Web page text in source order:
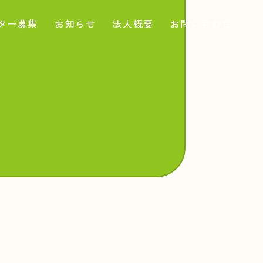
ー募集 お知らせ 法人概要 お問い合わせ